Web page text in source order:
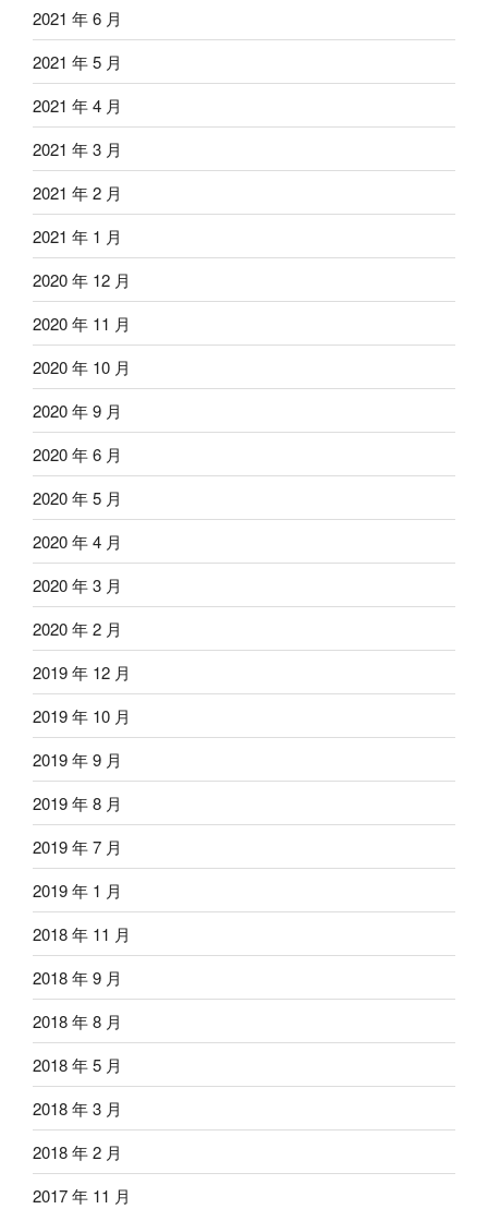
2021 年 6 月
2021 年 5 月
2021 年 4 月
2021 年 3 月
2021 年 2 月
2021 年 1 月
2020 年 12 月
2020 年 11 月
2020 年 10 月
2020 年 9 月
2020 年 6 月
2020 年 5 月
2020 年 4 月
2020 年 3 月
2020 年 2 月
2019 年 12 月
2019 年 10 月
2019 年 9 月
2019 年 8 月
2019 年 7 月
2019 年 1 月
2018 年 11 月
2018 年 9 月
2018 年 8 月
2018 年 5 月
2018 年 3 月
2018 年 2 月
2017 年 11 月